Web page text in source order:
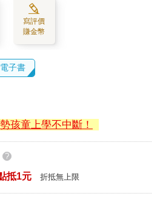
寫評價
賺金幣
子書
孩童上學不中斷！
?
抵1元 折抵無上限